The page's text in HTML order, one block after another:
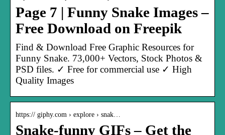
Page 7 | Funny Snake Images –
Free Download on Freepik
Find & Download Free Graphic Resources for
Funny Snake. 73,000+ Vectors, Stock Photos &
PSD files. ✓ Free for commercial use ✓ High
Quality Images
https:// giphy.com › explore › snak…
Snake-funny GIFs – Get the